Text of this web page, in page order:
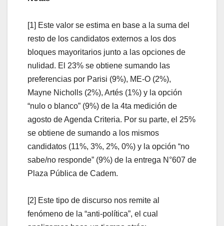
[1] Este valor se estima en base a la suma del
resto de los candidatos externos a los dos
bloques mayoritarios junto a las opciones de
nulidad. El 23% se obtiene sumando las
preferencias por Parisi (9%), ME-O (2%),
Mayne Nicholls (2%), Artés (1%) y la opción
“nulo o blanco” (9%) de la 4ta medición de
agosto de Agenda Criteria. Por su parte, el 25%
se obtiene de sumando a los mismos
candidatos (11%, 3%, 2%, 0%) y la opción “no
sabe/no responde” (9%) de la entrega N°607 de
Plaza Pública de Cadem.
[2] Este tipo de discurso nos remite al
fenómeno de la “anti-política”, el cual